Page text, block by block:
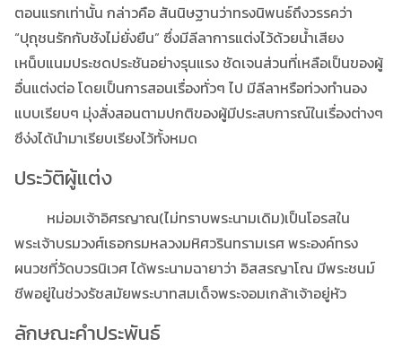
ตอนแรกเท่านั้น กล่าวคือ สันนิษฐานว่าทรงนิพนธ์ถึงวรรคว่า
“ปุถุชนรักกับชังไม่ยั่งยืน” ซึ่งมีลีลาการแต่งไว้ด้วยน้ำเสียง
เหน็บแนมประชดประชันอย่างรุนแรง ชัดเจนส่วนที่เหลือเป็นของผู้
อื่นแต่งต่อ โดยเป็นการสอนเรื่องทั่วๆ ไป มีลีลาหรือท่วงทำนอง
แบบเรียบๆ มุ่งสั่งสอนตามปกติของผู้มีประสบการณ์ในเรื่องต่างๆ
ซึง่งได้นำมาเรียบเรียงไว้ทั้งหมด
ประวัติผู้แต่ง
หม่อมเจ้าอิศรญาณ(ไม่ทราบพระนามเดิม)เป็นโอรสใน
พระเจ้าบรมวงศ์เธอกรมหลวงมหิศวรินทรามเรศ พระองค์ทรง
ผนวชที่วัดบวรนิเวศ ได้พระนามฉายาว่า อิสสรญาโณ มีพระชนม์
ชีพอยู่ในช่วงรัชสมัยพระบาทสมเด็จพระจอมเกล้าเจ้าอยู่หัว
ลักษณะคำประพันธ์